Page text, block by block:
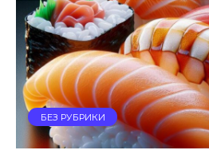
БЕЗ РУБРИКИ